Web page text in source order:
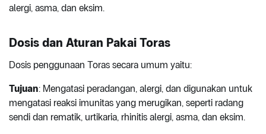
alergi, asma, dan eksim.
Dosis dan Aturan Pakai Toras
Dosis penggunaan Toras secara umum yaitu:
Tujuan: Mengatasi peradangan, alergi, dan digunakan untuk
mengatasi reaksi imunitas yang merugikan, seperti radang
sendi dan rematik, urtikaria, rhinitis alergi, asma, dan eksim.